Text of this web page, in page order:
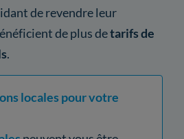
de revendre leur
de plus detarifs de
.
locales pour votre